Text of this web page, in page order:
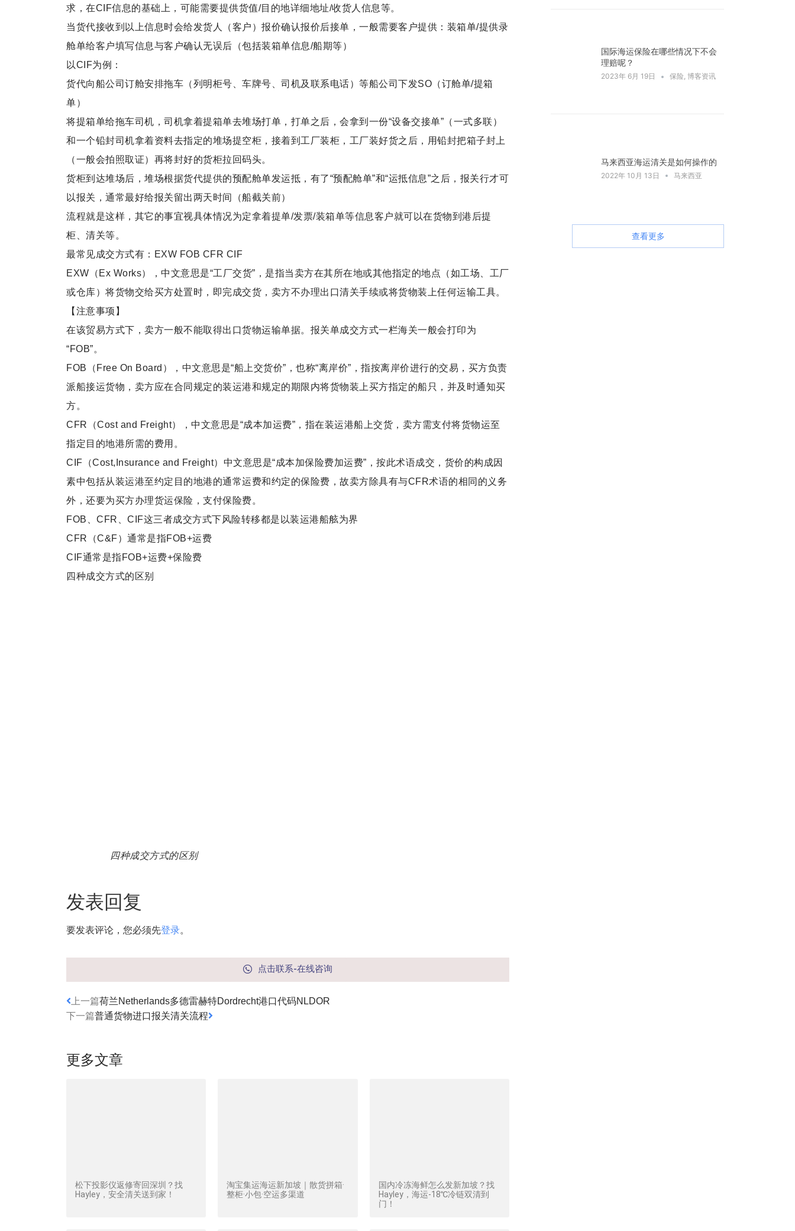
求，在CIF信息的基础上，可能需要提供货值/目的地详细地址/收货人信息等。
当货代接收到以上信息时会给发货人（客户）报价确认报价后接单，一般需要客户提供：装箱单/提供录
舱单给客户填写信息与客户确认无误后（包括装箱单信息/船期等）
以CIF为例：
货代向船公司订舱安排拖车（列明柜号、车牌号、司机及联系电话）等船公司下发SO（订舱单/提箱
单）
将提箱单给拖车司机，司机拿着提箱单去堆场打单，打单之后，会拿到一份“设备交接单”（一式多联）
和一个铅封司机拿着资料去指定的堆场提空柜，接着到工厂装柜，工厂装好货之后，用铅封把箱子封上
（一般会拍照取证）再将封好的货柜拉回码头。
货柜到达堆场后，堆场根据货代提供的预配舱单发运抵，有了“预配舱单”和“运抵信息”之后，报关行才可
以报关，通常最好给报关留出两天时间（船截关前）
流程就是这样，其它的事宜视具体情况为定拿着提单/发票/装箱单等信息客户就可以在货物到港后提
柜、清关等。
最常见成交方式有：EXW FOB CFR CIF
EXW（Ex Works），中文意思是“工厂交货”，是指当卖方在其所在地或其他指定的地点（如工场、工厂
或仓库）将货物交给买方处置时，即完成交货，卖方不办理出口清关手续或将货物装上任何运输工具。
【注意事项】
在该贸易方式下，卖方一般不能取得出口货物运输单据。报关单成交方式一栏海关一般会打印为
“FOB”。
FOB（Free On Board），中文意思是“船上交货价”，也称“离岸价”，指按离岸价进行的交易，买方负责
派船接运货物，卖方应在合同规定的装运港和规定的期限内将货物装上买方指定的船只，并及时通知买
方。
CFR（Cost and Freight），中文意思是“成本加运费”，指在装运港船上交货，卖方需支付将货物运至
指定目的地港所需的费用。
CIF（Cost,Insurance and Freight）中文意思是“成本加保险费加运费”，按此术语成交，货价的构成因
素中包括从装运港至约定目的地港的通常运费和约定的保险费，故卖方除具有与CFR术语的相同的义务
外，还要为买方办理货运保险，支付保险费。
FOB、CFR、CIF这三者成交方式下风险转移都是以装运港船舷为界
CFR（C&F）通常是指FOB+运费
CIF通常是指FOB+运费+保险费
四种成交方式的区别
四种成交方式的区别
发表回复
要发表评论，您必须先登录。
点击联系-在线咨询
上一篇荷兰Netherlands多德雷赫特Dordrecht港口代码NLDOR
下一篇普通货物进口报关清关流程
更多文章
松下投影仪返修寄回深圳？找
Hayley，安全清关送到家！
淘宝集运海运新加坡｜散货拼箱·
整柜·小包·空运多渠道
国内冷冻海鲜怎么发新加坡？找
Hayley，海运-18℃冷链双清到
门！
国际海运保险在哪些情况下不会
理赔呢？
2023年 6月 19日 保险, 博客资讯
马来西亚海运清关是如何操作的
2022年 10月 13日 马来西亚
查看更多